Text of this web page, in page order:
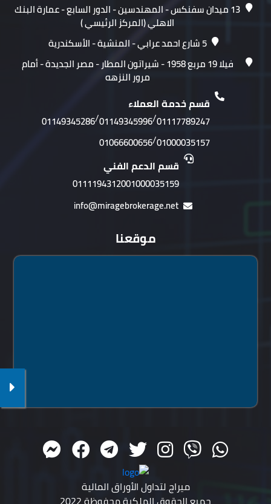
13 ميدان سفنكس - المهندسين - الدور السابع - عمارة البنك
الاهلي (المركز الرئيسي )
5 شارع احمد عرابي - المنشية - الأسكندرية
فيلا 19 مربع 1958 - شيراتون المطار - مصر الجديدة - أمام
مرور النزهه
قسم خدمة العملاء
01117789247
/
01149345996
/
01149345286
01000035157
/
01066600656
قسم الدعم الفني
01000035159
01111943120
info@miragebrokerage.net
موقعنا
ميراج لتداول الأوراق المالية